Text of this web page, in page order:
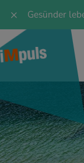
Gesünder
zum Thema
zum Thema
zum Thema
im Alltag
zum Thema
zum Thema